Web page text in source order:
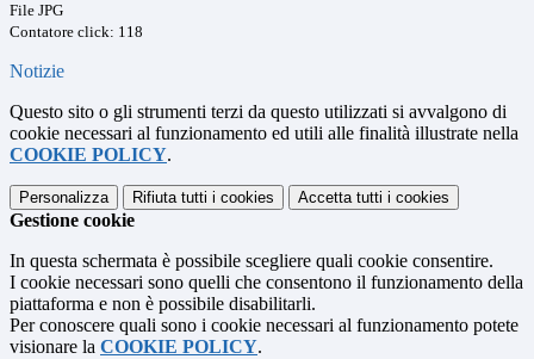
File JPG
Contatore click: 118
Notizie
Questo sito o gli strumenti terzi da questo utilizzati si avvalgono di
cookie necessari al funzionamento ed utili alle finalità illustrate nella
COOKIE POLICY.
Personalizza Rifiuta tutti i cookies Accetta tutti i cookies
Gestione cookie
In questa schermata è possibile scegliere quali cookie consentire.
I cookie necessari sono quelli che consentono il funzionamento della
piattaforma e non è possibile disabilitarli.
Per conoscere quali sono i cookie necessari al funzionamento potete
visionare la COOKIE POLICY.